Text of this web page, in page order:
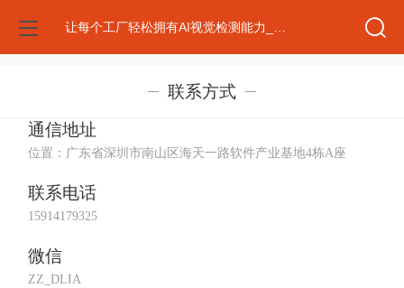
联系方式
通信地址
位置： 广东省深圳市南山区海天一路软件产业基地4栋A座
联系电话
15914179325
微信
ZZ_DLIA